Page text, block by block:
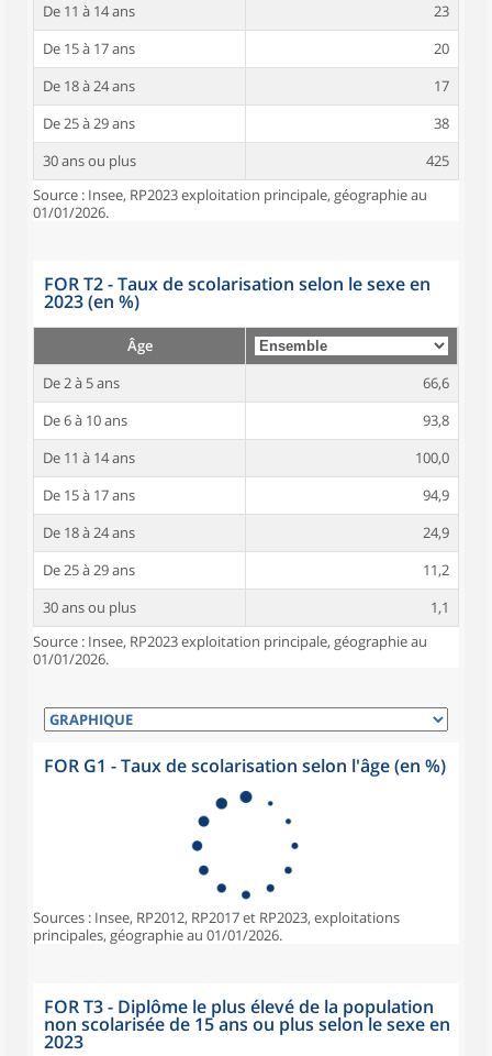
De 11 à 14 ans
23
De 15 à 17 ans
20
De 18 à 24 ans
17
De 25 à 29 ans
38
30 ans ou plus
425
Source : Insee, RP2023 exploitation principale, géographie au
01/01/2026.
FOR T2 - Taux de scolarisation selon le sexe en
2023 (en %)
Âge
De 2 à 5 ans
66,6
De 6 à 10 ans
93,8
De 11 à 14 ans
100,0
De 15 à 17 ans
94,9
De 18 à 24 ans
24,9
De 25 à 29 ans
11,2
30 ans ou plus
1,1
Source : Insee, RP2023 exploitation principale, géographie au
01/01/2026.
FOR G1 - Taux de scolarisation selon l'âge (en %)
Sources : Insee, RP2012, RP2017 et RP2023, exploitations
principales, géographie au 01/01/2026.
FOR T3 - Diplôme le plus élevé de la population
non scolarisée de 15 ans ou plus selon le sexe en
2023